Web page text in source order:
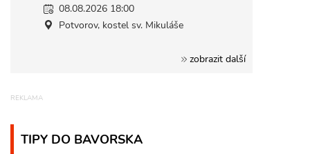
08.08.2026 18:00
Potvorov, kostel sv. Mikuláše
zobrazit další
TIPY DO BAVORSKA